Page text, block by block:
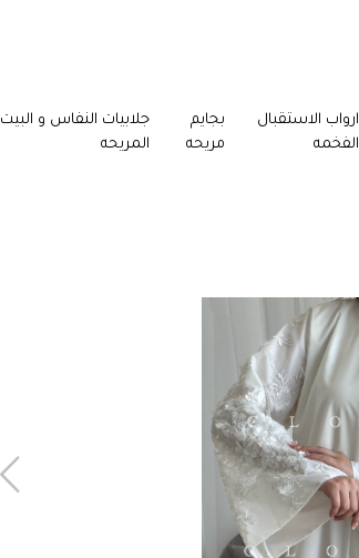
ارواب الاستقبال
الفخمه
بجايم
مريحه
جلابيات النفاس و البيت
المريحه